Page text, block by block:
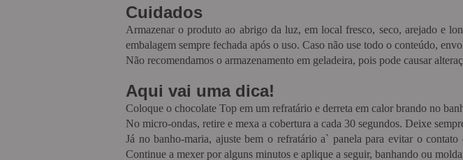
Cuidados
Armazenar o produto ao abrigo da luz, em local fresco, seco, arejado e
embalagem sempre fechada após o uso. Caso não use todo o conteúdo,
Não recomendamos o armazenamento em geladeira, pois pode causar
Aqui vai uma dica!
Coloque o chocolate Top em um refratário e derreta em calor brando no
No micro-ondas, retire e mexa a cobertura a cada 30 segundos. Deixe
Já no banho-maria, ajuste bem o refratário a` panela para evitar o
Continue a mexer por alguns minutos e aplique a seguir, banhando ou